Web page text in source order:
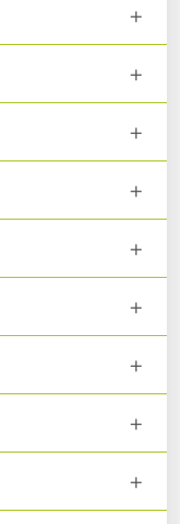
+
+
+
+
+
+
+
+
+